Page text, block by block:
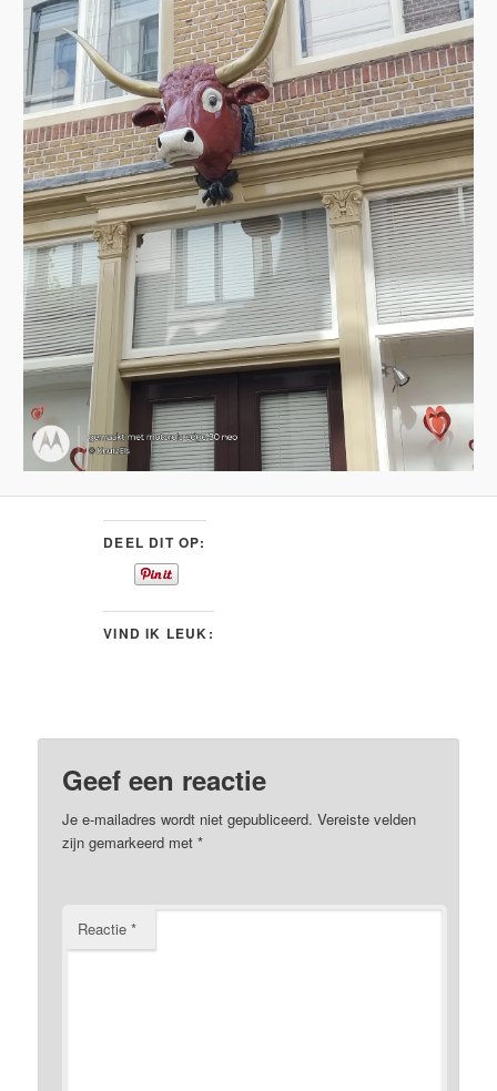
DEEL DIT OP:
VIND IK LEUK:
Geef een reactie
Je e-mailadres wordt niet gepubliceerd. Vereiste velden
zijn gemarkeerd met*
Reactie*